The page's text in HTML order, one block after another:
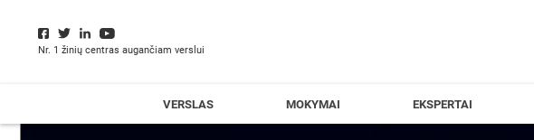
Nr. 1 žinių centras augančiam verslui
VERSLAS MOKYMAI EKSPERTAI